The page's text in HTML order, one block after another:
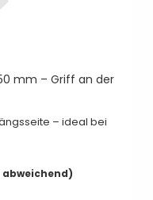
mm – Griff an der
– ideal bei